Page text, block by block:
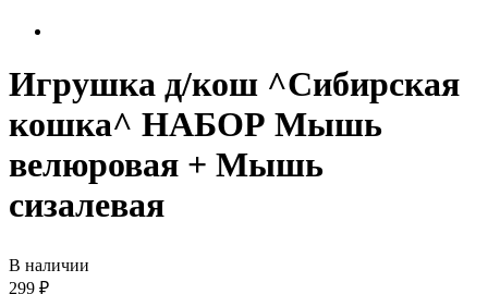
Игрушка д/кош ^Сибирская
кошка^ НАБОР Мышь
велюровая + Мышь
сизалевая
В наличии
299 ₽